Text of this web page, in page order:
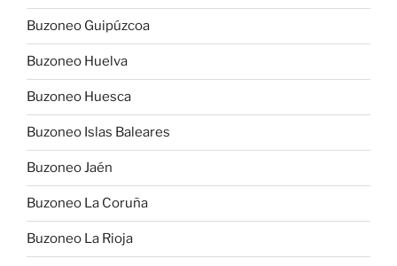
Buzoneo Guipúzcoa
Buzoneo Huelva
Buzoneo Huesca
Buzoneo Islas Baleares
Buzoneo Jaén
Buzoneo La Coruña
Buzoneo La Rioja